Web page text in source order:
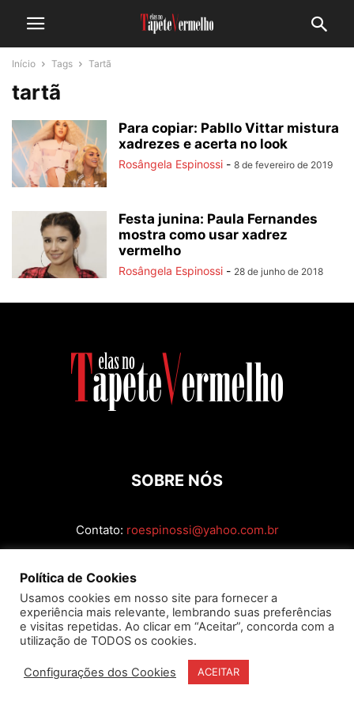
Início Tags Tartã
tartã
Para copiar: Pabllo Vittar mistura
xadrezes e acerta no look
Rosângela Espinossi - 8 de fevereiro de 2019
Festa junina: Paula Fernandes
mostra como usar xadrez
vermelho
Rosângela Espinossi - 28 de junho de 2018
SOBRE NÓS
Contato: roespinossi@yahoo.com.br
Política de Cookies
Usamos cookies em nosso site para fornecer a
experiência mais relevante, lembrando suas preferências
e visitas repetidas. Ao clicar em “Aceitar”, concorda com a
utilização de TODOS os cookies.
Configurações dos Cookies ACEITAR